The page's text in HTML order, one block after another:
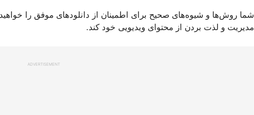
شما روش‌ها و شیوه‌های صحیح برای اطمینان از دانلود‌های موفق را
مدیریت و لذت بردن از محتوای ویدیویی خود کند.
ADVERTISEMENT